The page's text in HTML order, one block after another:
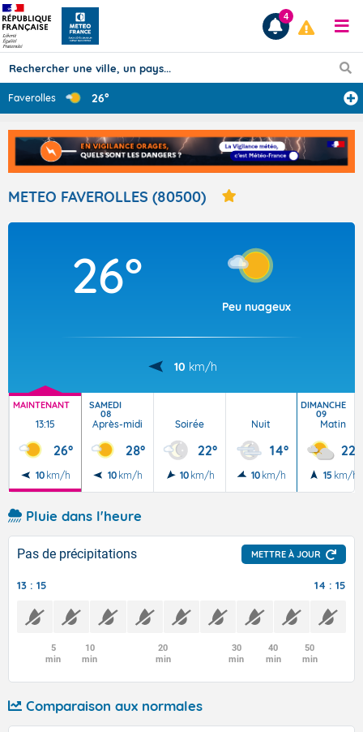
Prévisions
TOUS LES RÉSULTATS
Articles
4
Faverolles 26°
METEO FAVEROLLES (80500)
26°
Peu nuageux
10 km/h
MAINTENANT
13:15
26°
10 km/h
SAMEDI
08
Après-midi
28°
10 km/h
Soirée
22°
10 km/h
Nuit
14°
10 km/h
DIMANCHE
09
Matin
22°
15 km/h
Pluie dans l'heure
Pas de précipitations METTRE À JOUR
13 : 15 14 : 15
5
min
10
min
20
min
30
min
40
min
50
min
Comparaison aux normales